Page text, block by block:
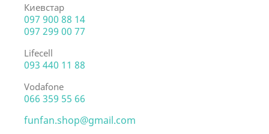
Киевстар
097 900 88 14
097 299 00 77
Lifecell
093 440 11 88
Vodafone
066 359 55 66
funfan.shop@gmail.com